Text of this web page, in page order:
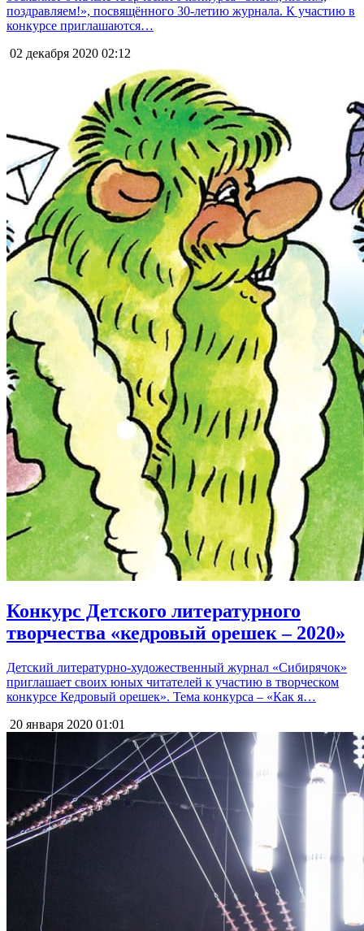
поздравляем!», посвящённого 30-летию журнала. К участию в
конкурсе приглашаются…
02 декабря 2020 02:12
Конкурс Детского литературного
творчества «кедровый орешек – 2020»
Детский литературно-художественный журнал «Сибирячок»
приглашает своих юных читателей к участию в творческом
конкурсе Кедровый орешек». Тема конкурса – «Как я…
20 января 2020 01:01